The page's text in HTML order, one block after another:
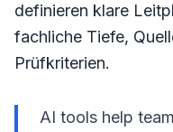
definieren klare
fachliche Tiefe,
Prüfkriterien.
AI tools help